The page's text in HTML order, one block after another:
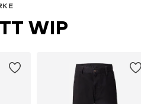
WIP